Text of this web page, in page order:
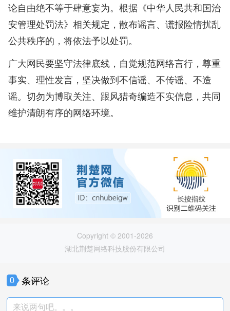
论自由绝不等于肆意妄为。根据《中华人民共和国治
安管理处罚法》相关规定，散布谣言、谎报险情扰乱
公共秩序的，将依法予以处罚。
广大网民要坚守法律底线，自觉规范网络言行，尊重
事实、理性发言，坚决做到不信谣、不传谣、不造
谣。切勿为博取关注、跟风猎奇编造不实信息，共同
维护清朗有序的网络环境。
Copyright © 2001-2026
湖北荆楚网络科技股份有限公司
0 条评论
来说两句吧。。。